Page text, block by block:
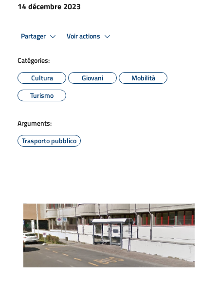
14 décembre 2023
Partager Voir actions
Catégories:
Cultura
Giovani
Mobilità
Turismo
Arguments:
Trasporto pubblico